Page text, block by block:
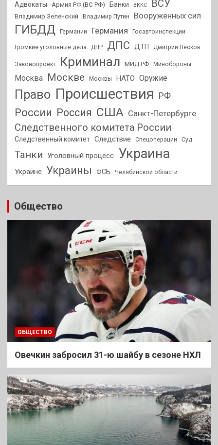
Адвокаты Армия РФ (ВС РФ) Банки ВККС ВСУ
Владимир Зеленский Владимир Путин Вооруженных сил
ГИБДД Германии Германия Госавтоинспекции
Громкие уголовные дела ДНР ДПС ДТП Дмитрий Песков
Законопроект Криминал МИД РФ Минобороны
Москва Москве Москвы НАТО Оружие
Право Происшествия РФ
России Россия США Санкт-Петербурге
Следственного комитета России
Следственный комитет Следствие Спецоперации Суд
Танки Уголовный процесс Украина
Украине Украины ФСБ Челябинской области
Общество
ОБЩЕСТВО
Овечкин забросил 31-ю шайбу в сезоне НХЛ